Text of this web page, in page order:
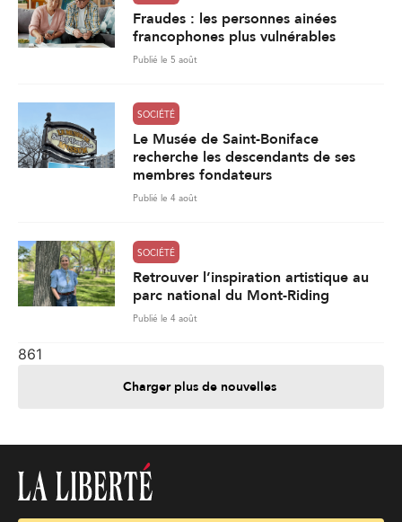
Fraudes : les personnes ainées
francophones plus vulnérables
Publié le 5 août
SOCIÉTÉ
Le Musée de Saint-Boniface
recherche les descendants de ses
membres fondateurs
Publié le 4 août
SOCIÉTÉ
Retrouver l’inspiration artistique au
parc national du Mont-Riding
Publié le 4 août
861
Charger plus de nouvelles